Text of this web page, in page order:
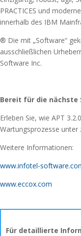
PRACTICES und
innerhalb des IBM
® Die mit „Software“
ausschließlichen
Software Inc.
Bereit für die nächste
Erleben Sie, wie APT
Wartungsprozesse unter
Weitere Informationen:
www.infotel-
www.eccox.com
Für detaillierte